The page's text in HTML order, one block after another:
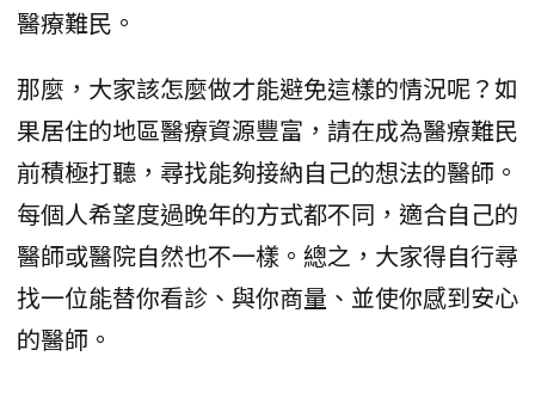
醫療難民。
那麼，大家該怎麼做才能避免這樣的情況呢？如
果居住的地區醫療資源豐富，請在成為醫療難民
前積極打聽，尋找能夠接納自己的想法的醫師。
每個人希望度過晚年的方式都不同，適合自己的
醫師或醫院自然也不一樣。總之，大家得自行尋
找一位能替你看診、與你商量、並使你感到安心
的醫師。